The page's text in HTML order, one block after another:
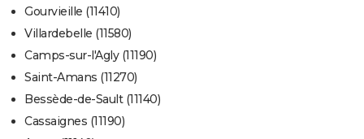
Gourvieille (11410)
Villardebelle (11580)
Camps-sur-l'Agly (11190)
Saint-Amans (11270)
Bessède-de-Sault (11140)
Cassaignes (11190)